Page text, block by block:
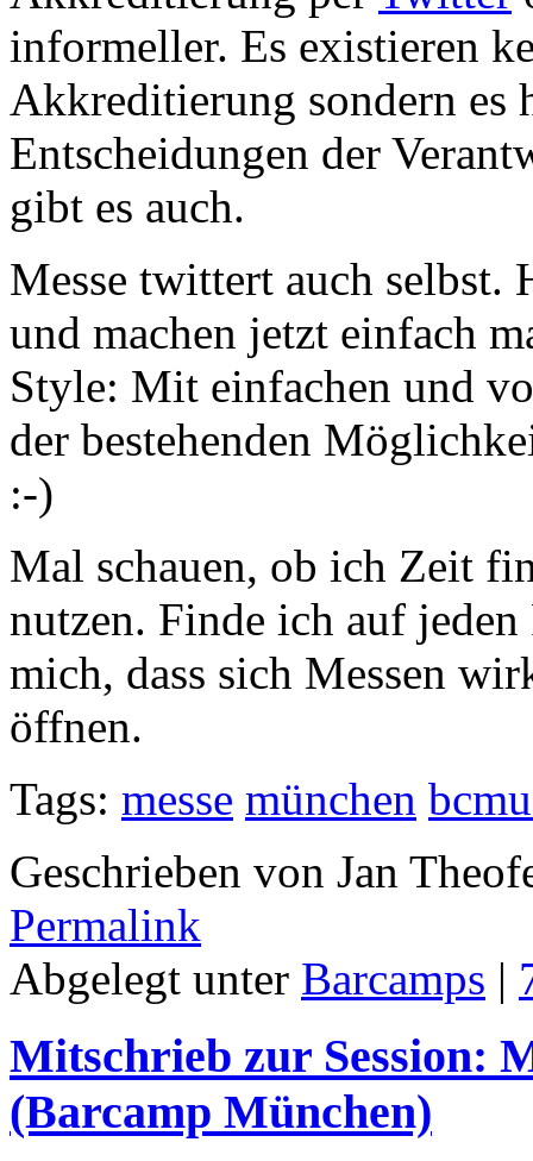
informeller. Es existieren
Akkreditierung sondern es
Entscheidungen der
gibt es auch.
Messe twittert auch selbst.
und machen jetzt einfach
Style: Mit einfachen und
der bestehenden
:-)
Mal schauen, ob ich Zeit
nutzen. Finde ich auf
mich, dass sich Messen
öffnen.
Tags: messe münchen
Geschrieben von Jan
Permalink
Abgelegt unter Barcamps |
Mitschrieb zur Session:
(Barcamp München)